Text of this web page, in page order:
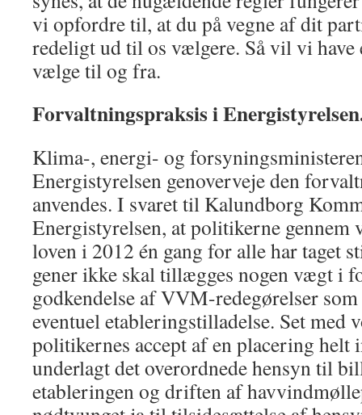
vi opfordre til, at du på vegne af dit
redeligt ud til os vælgere. Så vil vi
vælge til og fra.
Forvaltningspraksis i
Klima-, energi- og
Energistyrelsen genoverveje den
anvendes. I svaret til Kalundborg
Energistyrelsen, at politikerne gennem
loven i 2012 én gang for alle har taget
gener ikke skal tillægges nogen vægt i
godkendelse af VVM-redegørelser som
eventuel etableringstilladelse. Set med
politikernes accept af en placering
underlagt det overordnede hensyn til
etableringen og driften af